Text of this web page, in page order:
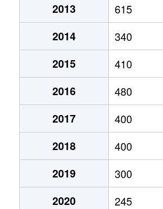
2013
615
2014
340
2015
410
2016
480
2017
400
2018
400
2019
300
2020
245